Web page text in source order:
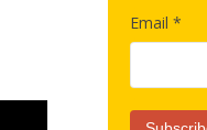
Email *